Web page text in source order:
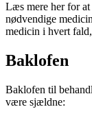
Læs mere her for
nødvendige
medicin i hvert
Baklofen
Baklofen til
være sjældne: